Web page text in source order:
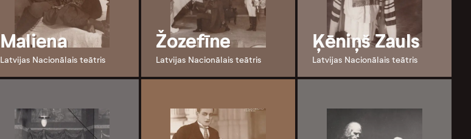
Maliena
Latvijas Nacionālais teātris
Žozefīne
Latvijas Nacionālais teātris
Ķēniņš Zauls
Latvijas Nacionālais teātris